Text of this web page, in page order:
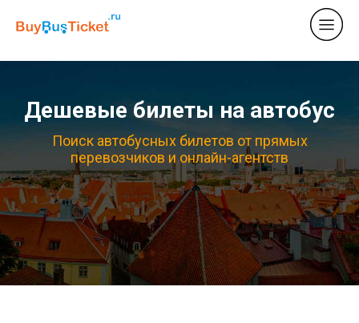
Дешевые билеты на автобус
Поиск автобусных билетов от прямых
перевозчиков и онлайн-агентств